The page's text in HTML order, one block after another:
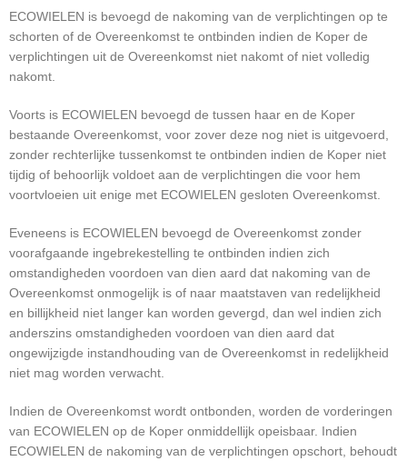
ECOWIELEN is bevoegd de nakoming van de verplichtingen op te
schorten of de Overeenkomst te ontbinden indien de Koper de
verplichtingen uit de Overeenkomst niet nakomt of niet volledig
nakomt.
Voorts is ECOWIELEN bevoegd de tussen haar en de Koper
bestaande Overeenkomst, voor zover deze nog niet is uitgevoerd,
zonder rechterlijke tussenkomst te ontbinden indien de Koper niet
tijdig of behoorlijk voldoet aan de verplichtingen die voor hem
voortvloeien uit enige met ECOWIELEN gesloten Overeenkomst.
Eveneens is ECOWIELEN bevoegd de Overeenkomst zonder
voorafgaande ingebrekestelling te ontbinden indien zich
omstandigheden voordoen van dien aard dat nakoming van de
Overeenkomst onmogelijk is of naar maatstaven van redelijkheid
en billijkheid niet langer kan worden gevergd, dan wel indien zich
anderszins omstandigheden voordoen van dien aard dat
ongewijzigde instandhouding van de Overeenkomst in redelijkheid
niet mag worden verwacht.
Indien de Overeenkomst wordt ontbonden, worden de vorderingen
van ECOWIELEN op de Koper onmiddellijk opeisbaar. Indien
ECOWIELEN de nakoming van de verplichtingen opschort, behoudt